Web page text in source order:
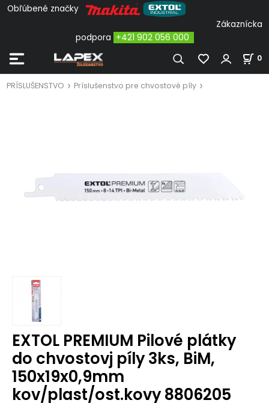
Obľúbené značky
Zákaznícka
podpora +421 902 056 000
0
PRÍSLUŠENSTVO Príslušenstvo pre chvostové píly
EXTOL PREMIUM Pilové plátky
do chvostovj píly 3ks, BiM,
150x19x0,9mm
kov/plast/ost.kovy 8806205